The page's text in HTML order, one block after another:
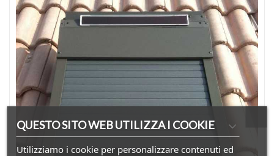
QUESTO SITO WEB UTILIZZA I COOKIE
Utilizziamo i cookie per personalizzare contenuti ed